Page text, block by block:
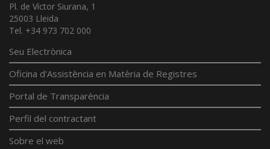
Pl. de Víctor Siurana, 1
25003 Lleida
Tel. +34 973 702 000
Seu Electrònica
Oficina d'Assistència en Matèria de Registres
Portal de Transparència
Perfil del contractant
Sobre el web